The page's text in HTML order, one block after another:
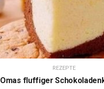
REZEPTE
Omas fluffiger